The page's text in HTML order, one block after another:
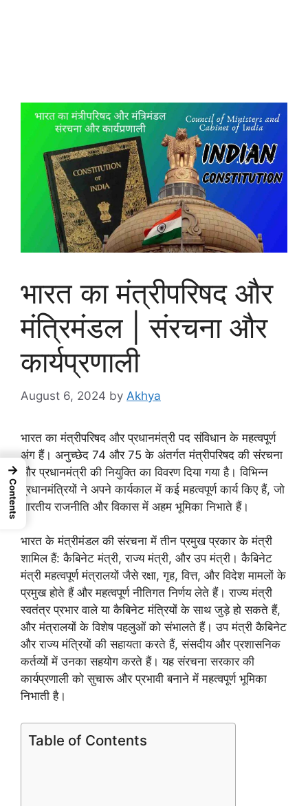
भारत का मंत्रीपरिषद और
मंत्रिमंडल | संरचना और
कार्यप्रणाली
August 6, 2024 by Akhya
भारत का मंत्रीपरिषद और प्रधानमंत्री पद संविधान के महत्वपूर्ण
अंग हैं। अनुच्छेद 74 और 75 के अंतर्गत मंत्रीपरिषद की संरचना
और प्रधानमंत्री की नियुक्ति का विवरण दिया गया है। विभिन्न
प्रधानमंत्रियों ने अपने कार्यकाल में कई महत्वपूर्ण कार्य किए हैं, जो
भारतीय राजनीति और विकास में अहम भूमिका निभाते हैं।
भारत के मंत्रीमंडल की संरचना में तीन प्रमुख प्रकार के मंत्री
शामिल हैं: कैबिनेट मंत्री, राज्य मंत्री, और उप मंत्री। कैबिनेट
मंत्री महत्वपूर्ण मंत्रालयों जैसे रक्षा, गृह, वित्त, और विदेश मामलों के
प्रमुख होते हैं और महत्वपूर्ण नीतिगत निर्णय लेते हैं। राज्य मंत्री
स्वतंत्र प्रभार वाले या कैबिनेट मंत्रियों के साथ जुड़े हो सकते हैं,
और मंत्रालयों के विशेष पहलुओं को संभालते हैं। उप मंत्री कैबिनेट
और राज्य मंत्रियों की सहायता करते हैं, संसदीय और प्रशासनिक
कर्तव्यों में उनका सहयोग करते हैं। यह संरचना सरकार की
कार्यप्रणाली को सुचारू और प्रभावी बनाने में महत्वपूर्ण भूमिका
निभाती है।
Table of Contents
→
Contents